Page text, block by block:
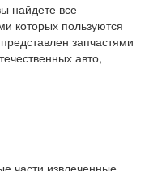
найдете все
которых пользуются
запчастями
авто,